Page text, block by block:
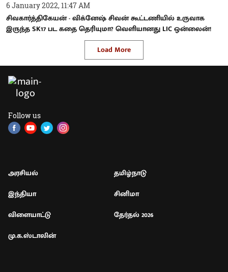
6 January 2022, 11:47 AM
சிவகார்த்திகேயன் - விக்னேஷ் சிவன் கூட்டணியில் உருவாக
இருந்த SK17 பட கதை தெரியுமா? வெளியானது LIC ஒன்லைன்!
Load More
Follow us
அரசியல்
தமிழ்நாடு
இந்தியா
சினிமா
விளையாட்டு
தேர்தல் 2026
மு.க.ஸ்டாலின்